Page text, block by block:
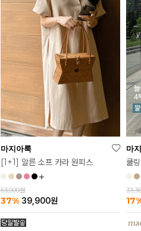
마지아룩
[1+1] 알른 소프 카라 원피스
63,000원
37% 39,900원
마
쿨